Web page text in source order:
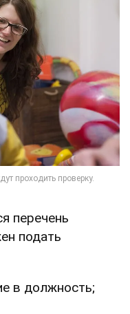
перечень
подать
в должность;